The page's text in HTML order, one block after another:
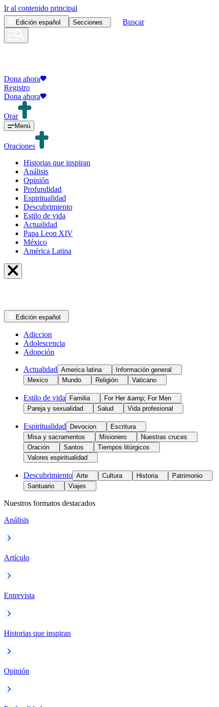
Ir al contenido principal
Edición español Secciones Buscar
Dona ahora
Registro
Dona ahora
Orar
Menú
Oraciones
Historias que inspiran
Análisis
Opinión
Profundidad
Espiritualidad
Descubrimiento
Estilo de vida
Actualidad
Papa Leon XIV
México
América Latina
Edición español
Adiccion
Adolescencia
Adopción
Actualidad America latina
Información general
Mexico
Mundo Religión Vaticano
Estilo de vida Familia
For Her &amp; For Men
Pareja y sexualidad
Salud Vida profesional
Espiritualidad Devocion
Escritura
Misa y sacramentos
Misionero
Nuestras cruces
Oración
Santos
Tiempos litúrgicos
Valores espiritualidad
Descubrimiento Arte Cultura Historia
Patrimonio
Santuario
Viajes
Nuestros formatos destacados
Análisis
Artículo
Entrevista
Historias que inspiran
Opinión